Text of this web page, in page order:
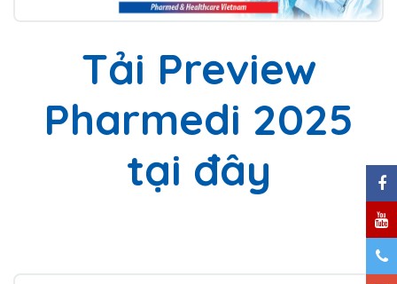
Tải Preview
Pharmedi 2025
tại đây